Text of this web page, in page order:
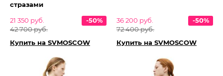
стразами
21 350 руб.
42 700 руб.
-50%
Купить на SVMOSCOW
36 200 руб.
72 400 руб.
-50%
Купить на SVMOSCOW